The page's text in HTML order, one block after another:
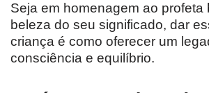
Seja em homenagem ao profeta
beleza do seu significado, dar
criança é como oferecer um
consciência e equilíbrio.